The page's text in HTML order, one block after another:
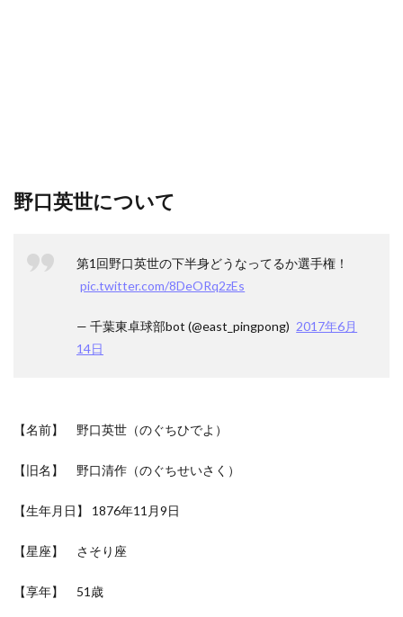
野口英世について
第1回野口英世の下半身どうなってるか選手権！
pic.twitter.com/8DeORq2zEs
— 千葉東卓球部bot (@east_pingpong) 2017年6月
14日
【名前】 野口英世（のぐちひでよ）
【旧名】 野口清作（のぐちせいさく）
【生年月日】 1876年11月9日
【星座】 さそり座
【享年】 51歳